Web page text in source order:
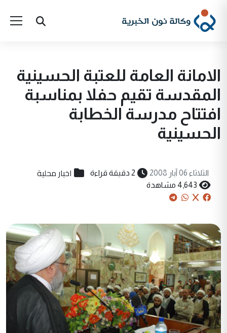
الامانة العامة للعتبة الحسينية
المقدسة تقيم حفلا بمناسبة
افتتاح مدرسة الخطابة
الحسينية
الثلاثاء 06 آيار 2008 2 دقيقة قراءة اخبار محلية
4,643 مشاهدة